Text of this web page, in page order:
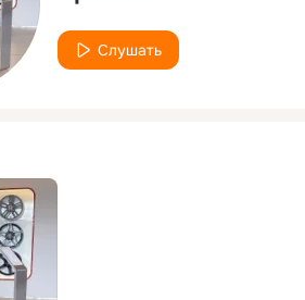
Слушать